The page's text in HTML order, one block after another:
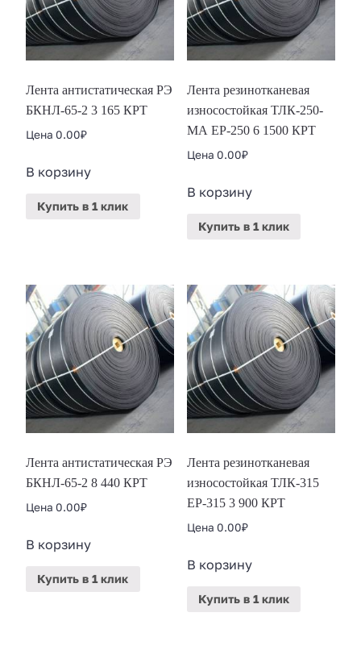
Лента антистатическая РЭ
БКНЛ-65-2 3 165 КРТ
Цена 0.00₽
В корзину
Купить в 1 клик
Лента резинотканевая
износостойкая ТЛК-250-
МА ЕР-250 6 1500 КРТ
Цена 0.00₽
В корзину
Купить в 1 клик
Лента антистатическая РЭ
БКНЛ-65-2 8 440 КРТ
Цена 0.00₽
В корзину
Купить в 1 клик
Лента резинотканевая
износостойкая ТЛК-315
ЕР-315 3 900 КРТ
Цена 0.00₽
В корзину
Купить в 1 клик